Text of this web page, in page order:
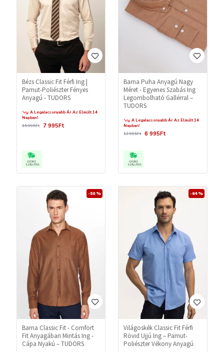
Bézs Classic Fit Férfi Ing |
Pamut-Poliészter Fényes
Anyagú - TUDORS
A Legalacsonyabb Ár Az Elmúlt 14
Napban!
7 995Ft
15 995Ft
GYORS
SZÁLLÍTÁS
Barna Puha Anyagú Nagy
Méret - Egyenes Szabás Ing
Legombolható Gallérral –
TUDORS
A Legalacsonyabb Ár Az Elmúlt 14
Napban!
6 995Ft
13 995Ft
GYORS
SZÁLLÍTÁS
-50 %
Barna Classic Fit - Comfort
Fit Anyagában Mintás Ing -
Cápa Nyakú – TUDORS
-64 %
Világoskék Classic Fit Férfi
Rövid Ujjú Ing – Pamut-
Poliészter Vékony Anyagú